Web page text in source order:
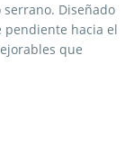
Diseñado
pendiente hacia el
que
de las sierras,